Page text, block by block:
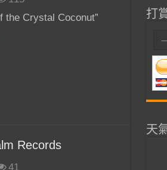
the Crystal Coconut”
Records
41
打
天